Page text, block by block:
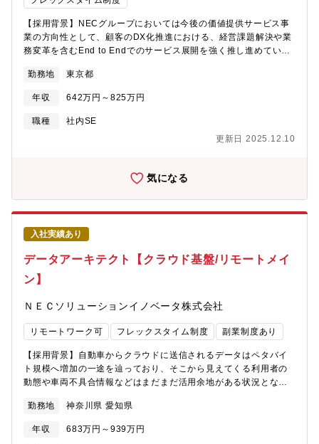
件を通じて、会社がITエンジニアとしての成長をサポートしま
す。【部署ミッション】生命保険会社の重要な機能である資産運
用業務について、業務部門の要求を理解し、最適なIT機能の提供
のためのシステム刷新、構築～運用を実現します。IT技術者のス
【求人背景】資産運用領域におけるITの強化の為
【採用背景】NECグループにおいては今後の価値提供サービス事
業の方向性として、顧客のDX化推進における、経営課題解決や業
務変革を含むEnd to Endでのサービス展開を強く推し進めていく
付けています。DXオファリングメニューに対しては、NECグルー
プの総力を挙げ、持てるケイパビリティを最大限に発揮するべく
デリバリー体制の再構築を進めているところですが、さらなる体
制強化、ならびに我々とは異なる知見やアイディアを持ち込んで
想いから、本有力な人材の採用を実施致します。【業務内容】
だきます。今後の開発において、NECグループ内の業務部門に対
し、リーダー的な立場でサービス提案・導入（要件定義/設計/構
築/テスト）を推進し、その後の運用保守業務をご担当いただきま
す。また、社内システムの開発・運用・保守で得た知見を活用
し、新たなサービスの企画・立上げといった業務をご担当いただ
くこともございます。【想定プロジェクト】NECグループ内の多
種多様な業務部門に対し、サービス提案・導入・構築をリーダー
として推進いただくことを想定しています。プロジェクト体制は
プロジェクト規模によりますが、当部門では開発の上流から下流
プロジェクト内外の調整、および開発チーム内の管理をしていた
だくことを想定しています。お一人ではなく、当部門の社員も一
緒に進めていく体制になります。【配属予定部署】入社後、日本
社 コーポレートIT・デジタル部門 グループDX統括部【配属事
業部の紹介】NECグループの社内システムの提案、設計、構築か
ら運用保守を行っているグループです。勤務地は玉川で、出社、
テレワークを併用して業務遂行しています。【プロジェクト人
SFDC【コード品質のための取り組み】CI/CD、NCP【開発手
勤務地 東京都
年収 642万円～825万円
職種
社内SE
更新日 2025.12.10
気になる
入社実績あり
データアーキテクト【クラウド基盤/リモートメイ
ン】
ＮＥＣソリューションイノベータ株式会社
リモートワーク可 フレックスタイム制度 副業制度あり
【採用背景】自動車からクラウドに送信されるデータはペタバイ
ト規模へ増加の一途を辿っており、そこから見えてくる利用者の
動態や車両不具合情報などはまだまだ活用余地がある状況となっ
ータアーキテクチャや、利活用に至るまでのアーキテクチャのあ
るべき姿が模索されており、そういった対応ができる人材が求め
られております。【業務内容】自動車メーカーのビッグデータ基
勤務地 神奈川県 愛知県
年収 683万円～939万円